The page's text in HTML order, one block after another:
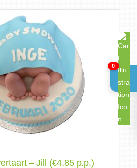
– Jill (€4,85 p.p.)
0